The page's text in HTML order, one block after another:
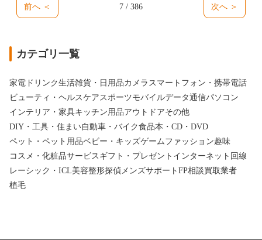
前へ ＜ 7 / 386 次へ ＞
カテゴリ一覧
家電 ドリンク生活雑貨・日用品カメラ スマートフォン・携帯電話
ビューティ・ヘルスケアスポーツモバイルデータ通信パソコン
インテリア・家具キッチン用品アウトドアその他
DIY・工具・住まい自動車・バイク食品本・CD・DVD
ペット・ペット用品ベビー・キッズゲームファッション趣味
コスメ・化粧品サービス ギフト・プレゼント インターネット回線
レーシック・ICL美容整形探偵メンズサポート FP相談買取業者
植毛